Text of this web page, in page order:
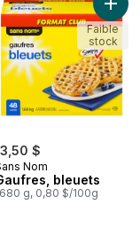
au panier
Scrambles
$
Nom
bleuets
g, 0,80 $/100g
Faible
stock